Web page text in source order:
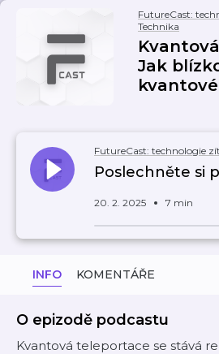
FutureCast:
Technika
Jak
FutureCast: technologie
Poslechněte si
20. 2. 2025 7 min
INFO KOMENTÁŘE
O epizodě podcastu
Kvantová teleportace se stává